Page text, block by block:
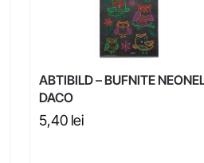
ABTIBILD – BUFNITE
DACO
5,40 lei